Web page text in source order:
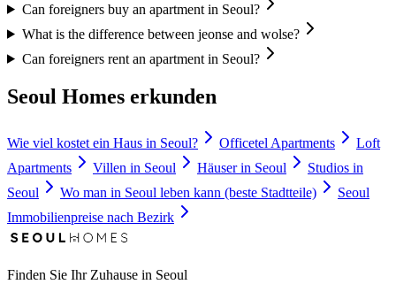
Can foreigners buy an apartment in Seoul?
What is the difference between jeonse and wolse?
Can foreigners rent an apartment in Seoul?
Seoul Homes erkunden
Wie viel kostet ein Haus in Seoul? Officetel Apartments
Loft
Apartments
Villen in Seoul Häuser in Seoul
Studios in
Seoul
Wo man in Seoul leben kann (beste Stadtteile)
Seoul
Immobilienpreise nach Bezirk
Finden Sie Ihr Zuhause in Seoul